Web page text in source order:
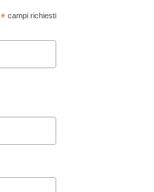
*campi richiesti